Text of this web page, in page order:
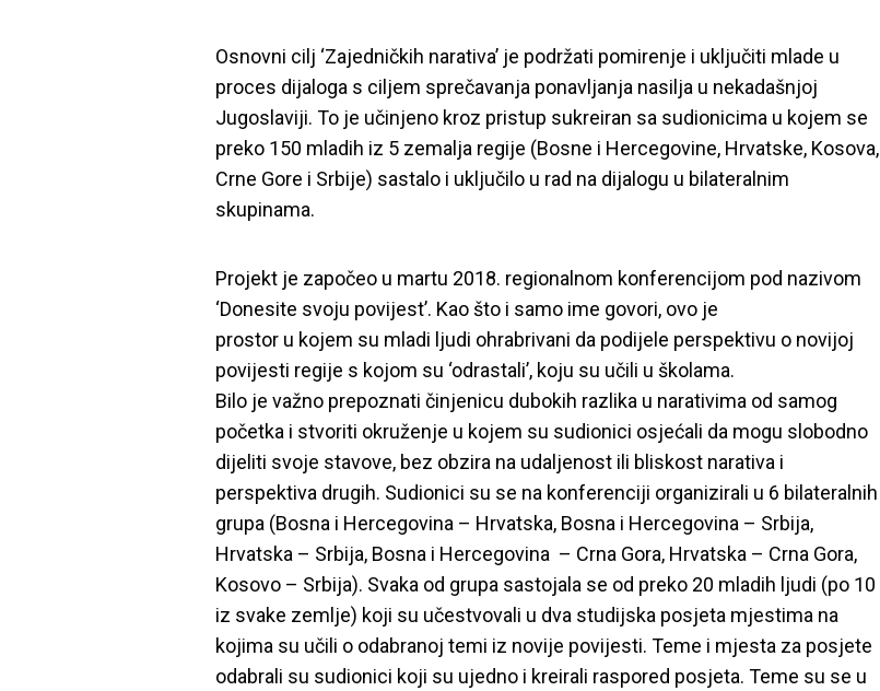
Osnovni cilj ‘Zajedničkih narativa’ je podržati pomirenje i uključiti mlade u
proces dijaloga s ciljem sprečavanja ponavljanja nasilja u nekadašnjoj
Jugoslaviji. To je učinjeno kroz pristup sukreiran sa sudionicima u kojem se
preko 150 mladih iz 5 zemalja regije (Bosne i Hercegovine, Hrvatske, Kosova,
Crne Gore i Srbije) sastalo i uključilo u rad na dijalogu u bilateralnim
skupinama.
Projekt je započeo u martu 2018. regionalnom konferencijom pod nazivom
‘Donesite svoju povijest’. Kao što i samo ime govori, ovo je
prostor u kojem su mladi ljudi ohrabrivani da podijele perspektivu o novijoj
povijesti regije s kojom su ‘odrastali’, koju su učili u školama.
Bilo je važno prepoznati činjenicu dubokih razlika u narativima od samog
početka i stvoriti okruženje u kojem su sudionici osjećali da mogu slobodno
dijeliti svoje stavove, bez obzira na udaljenost ili bliskost narativa i
perspektiva drugih. Sudionici su se na konferenciji organizirali u 6 bilateralnih
grupa (Bosna i Hercegovina – Hrvatska, Bosna i Hercegovina – Srbija,
Hrvatska – Srbija, Bosna i Hercegovina – Crna Gora, Hrvatska – Crna Gora,
Kosovo – Srbija). Svaka od grupa sastojala se od preko 20 mladih ljudi (po 10
iz svake zemlje) koji su učestvovali u dva studijska posjeta mjestima na
kojima su učili o odabranoj temi iz novije povijesti. Teme i mjesta za posjete
odabrali su sudionici koji su ujedno i kreirali raspored posjeta. Teme su se u